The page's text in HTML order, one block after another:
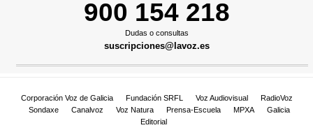
900 154 218
Dudas o consultas
suscripciones@lavoz.es
Corporación Voz de Galicia Fundación SRFL Voz Audiovisual
RadioVoz
Sondaxe
Canalvoz Voz Natura Prensa-Escuela MPXA
Galicia
Editorial